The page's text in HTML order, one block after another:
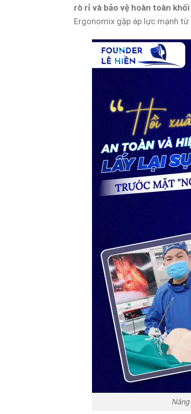
rò rỉ và bảo vệ hoàn toàn
Ergonomix gặp áp lực mạnh